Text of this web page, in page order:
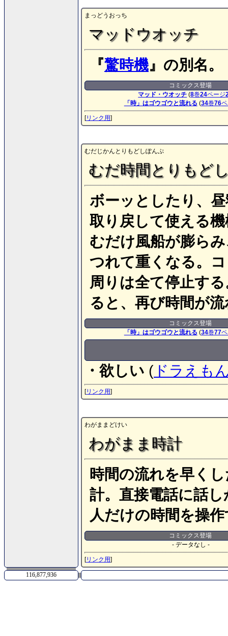
まっどうおっち
マッドウオッチ
『驚時機』の別名。
コミックス登場
マッド・ウオッチ (8巻24ページ
「時」はゴウゴウと流れる (34巻76
[リンク用]
むだじかんとりもどしぽんぷ
むだ時間とりもど
ボーッとしたり、
取り戻して使える
むだけ風船が膨ら
つれて重くなる。
周りは全て停止す
ると、再び時間が
コミックス登場
「時」はゴウゴウと流れる (34巻77
・欲しい ( ドラえも
[リンク用]
わがままどけい
わがまま時計
時間の流れを早く
計。直接電話に話
人だけの時間を操
コミックス登場
- データなし -
[リンク用]
116,877,936